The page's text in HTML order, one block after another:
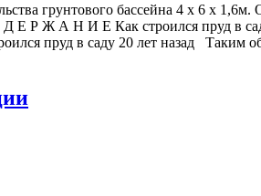
грунтового бассейна 4 х 6 х
Р Ж А Н И Е Как строился пруд в
пруд в саду 20 лет назад Таким